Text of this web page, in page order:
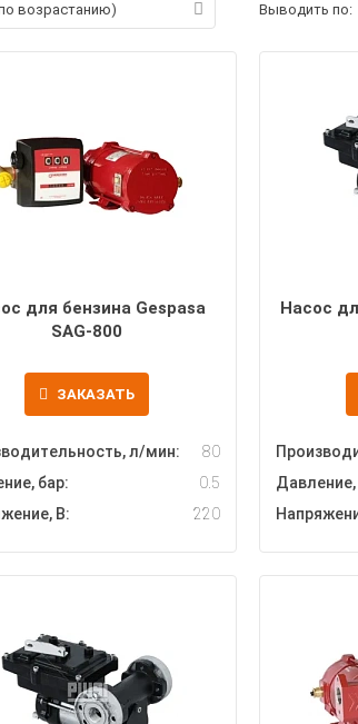
возрастанию) Выводить по:
для бензина Gespasa
SAG-800
ЗАКАЗАТЬ
л/мин:
80
бар:
0.5
В:
220
Насос
Давление,